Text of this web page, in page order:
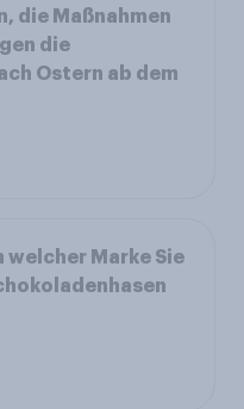
die Maßnahmen
die
Ostern ab dem
welcher Marke Sie